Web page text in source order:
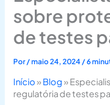
sobre
de testes
Por/maio 24, 2024 /6
Início» Blog»
regulatória de testes